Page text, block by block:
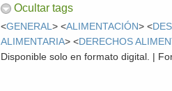
Ocultar tags
<GENERAL> <ALIMENTACIÓN> <
ALIMENTARIA> <DERECHOS
Disponible solo en formato digital. |